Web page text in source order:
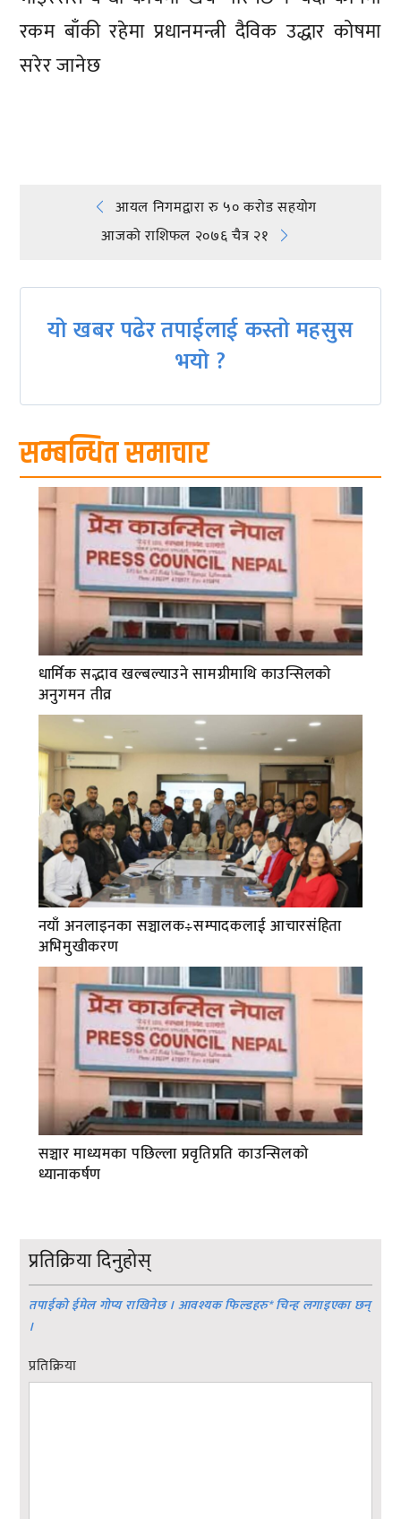
रकम बाँकी रहेमा प्रधानमन्त्री दैविक उद्धार कोषमा
सरेर जानेछ
Post
navigation
आयल निगमद्वारा रु ५० करोड सहयोग
आजको राशिफल २०७६ चैत्र २१
यो खबर पढेर तपाईलाई कस्तो महसुस
भयो ?
सम्बन्धित समाचार
धार्मिक सद्भाव खल्बल्याउने सामग्रीमाथि काउन्सिलको
अनुगमन तीव्र
नयाँ अनलाइनका सञ्चालक÷सम्पादकलाई आचारसंहिता
अभिमुखीकरण
सञ्चार माध्यमका पछिल्ला प्रवृतिप्रति काउन्सिलको
ध्यानाकर्षण
प्रतिक्रिया दिनुहोस्
तपाईको ईमेल गोप्य राखिनेछ । आवश्यक फिल्डहरु*चिन्ह लगाइएका छन्
।
प्रतिक्रिया